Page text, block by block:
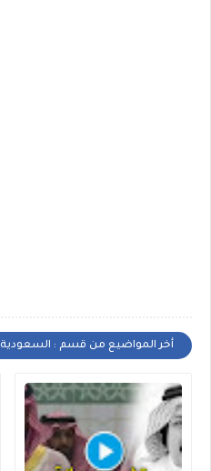
أخر المواضيع من قسم : السعودية